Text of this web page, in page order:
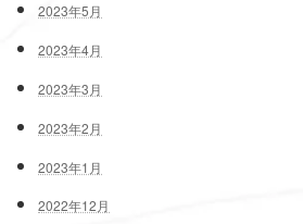
2023年5月
2023年4月
2023年3月
2023年2月
2023年1月
2022年12月